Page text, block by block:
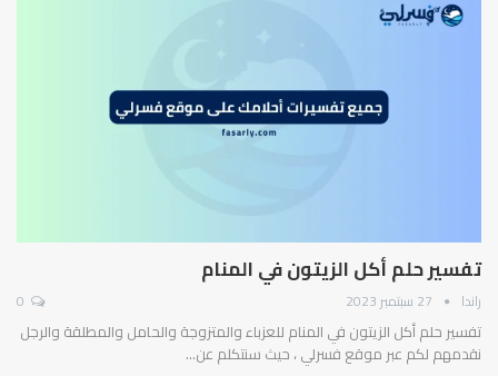
تفسير حلم أكل الزيتون في المنام
راندا 27 سبتمبر 2023
تفسير حلم أكل الزيتون في المنام للعزباء والمتزوجة والحامل والمطلقة والرجل
نقدمهم لكم عبر موقع فسرلي ، حيث سنتكلم عن…